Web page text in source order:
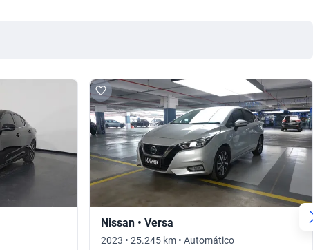
Nissan • Versa
2023 • 25.245 km • Automático